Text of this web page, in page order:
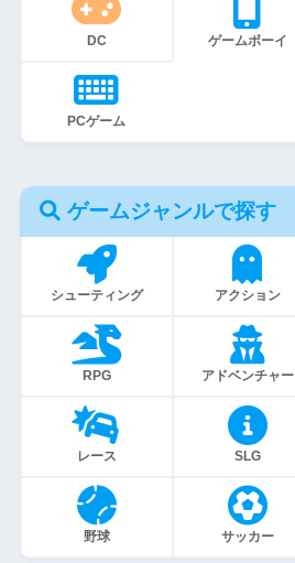
DC ゲームボーイ
PCゲーム
ゲームジャンルで探す
シューティング アクション
RPG アドベンチャー
レース SLG
野球 サッカー